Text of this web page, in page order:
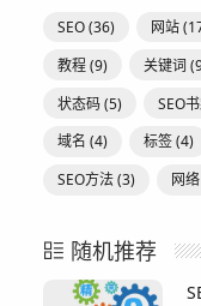
SEO(36) 网站
教程(9) 关键词
状态码(5) SEO
域名 (4) 标签(4)
SEO方法(3) 网络
随机推荐